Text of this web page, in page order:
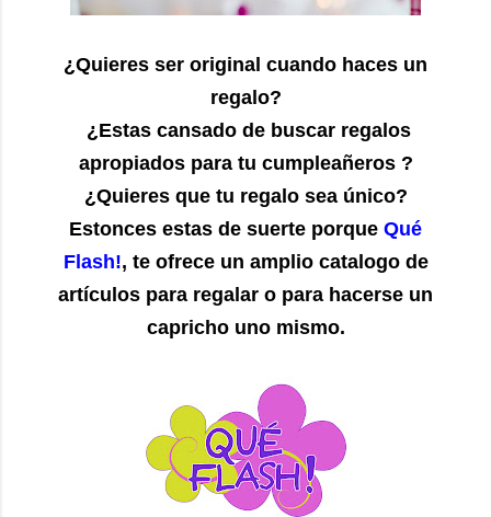
¿Quieres ser original cuando haces un
regalo?
¿Estas cansado de buscar regalos
apropiados para tu cumpleañeros ?
¿Quieres que tu regalo sea único?
Estonces estas de suerte porque Qué
Flash!, te ofrece un amplio catalogo de
artículos para regalar o para hacerse un
capricho uno mismo.